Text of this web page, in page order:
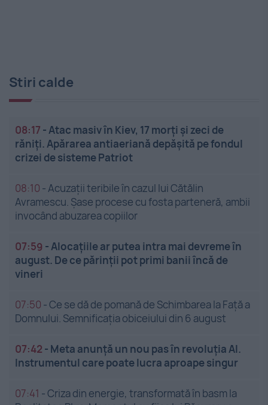
Stiri calde
08:17 -Atac masiv în Kiev, 17 morți și zeci de
răniți. Apărarea antiaeriană depășită pe fondul
crizei de sisteme Patriot
08:10 -Acuzații teribile în cazul lui Cătălin
Avramescu. Șase procese cu fosta parteneră, ambii
invocând abuzarea copiilor
07:59 -Alocațiile ar putea intra mai devreme în
august. De ce părinții pot primi banii încă de
vineri
07:50 -Ce se dă de pomană de Schimbarea la Față a
Domnului. Semnificația obiceiului din 6 august
07:42 - Meta anunță un nou pas în revoluția AI.
Instrumentul care poate lucra aproape singur
07:41 -Criza din energie, transformată în basm la